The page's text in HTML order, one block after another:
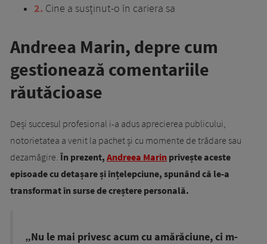
2 Cine a susținut-o în cariera sa
Andreea Marin, depre cum
gestionează comentariile
răutăcioase
Deși succesul profesional i-a adus aprecierea publicului,
notorietatea a venit la pachet și cu momente de trădare sau
dezamăgire. În prezent, Andreea Marin privește aceste
episoade cu detașare și înțelepciune, spunând că le-a
transformat în surse de creștere personală.
„Nu le mai privesc acum cu amărăciune, ci m-